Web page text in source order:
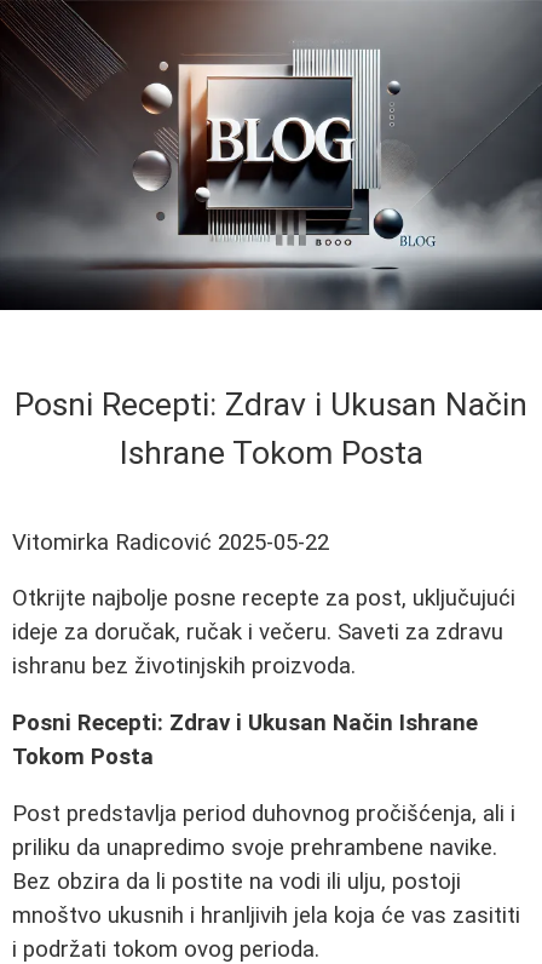
Posni Recepti: Zdrav i Ukusan Način
Ishrane Tokom Posta
Vitomirka Radicović 2025-05-22
Otkrijte najbolje posne recepte za post, uključujući
ideje za doručak, ručak i večeru. Saveti za zdravu
ishranu bez životinjskih proizvoda.
Posni Recepti: Zdrav i Ukusan Način Ishrane
Tokom Posta
Post predstavlja period duhovnog pročišćenja, ali i
priliku da unapredimo svoje prehrambene navike.
Bez obzira da li postite na vodi ili ulju, postoji
mnoštvo ukusnih i hranljivih jela koja će vas zasititi
i podržati tokom ovog perioda.